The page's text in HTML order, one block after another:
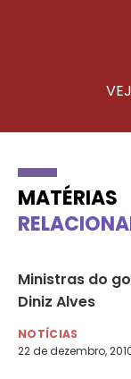
MATÉRIAS
Ministras do
Diniz Alves
NOTÍCIAS
22 de dezembro,